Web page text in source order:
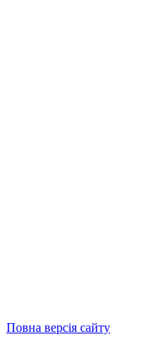
Повна версія сайту